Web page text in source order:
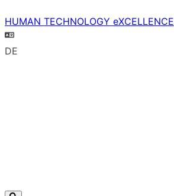
HUMAN TECHNOLOGY eXCELLENCE
DE